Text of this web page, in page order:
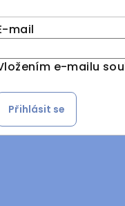
mail
e-mailu
Přihlásit se